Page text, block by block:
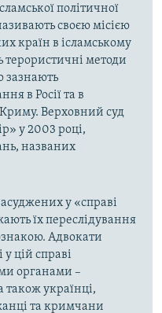
політичної
своєю місією
країн в ісламському
терористичні методи
зазнають
в Росії та в
Верховний суд
у 2003 році,
названих
у «справі
їх переслідування
Адвокати
цій справі
органами –
також українці,
та кримчани